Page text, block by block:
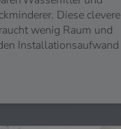
Diese clevere
wenig Raum und
Installationsaufwand